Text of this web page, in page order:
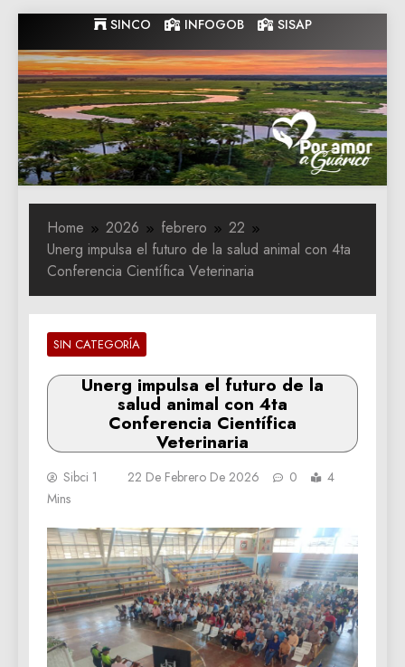
to
content
SINCO INFOGOB SISAP
Gobernacion
de Guarico
Gobernacion de Guarico
Home 2026 febrero
22
Unerg impulsa el futuro de la salud animal con 4ta
Conferencia Científica Veterinaria
SIN CATEGORÍA
Unerg impulsa el futuro de la
salud animal con 4ta
Conferencia Científica
Veterinaria
Sibci 1 22 De Febrero De 2026 0
4
Mins